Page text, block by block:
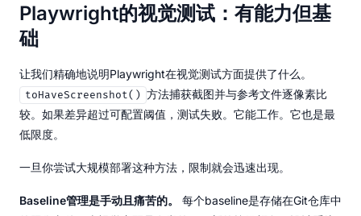
Playwright的视觉测试：有能力但基
础
让我们精确地说明Playwright在视觉测试方面提供了什么。
toHaveScreenshot() 方法捕获截图并与参考文件逐像素比
较。如果差异超过可配置阈值，测试失败。它能工作。它也是最
低限度。
一旦你尝试大规模部署这种方法，限制就会迅速出现。
Baseline管理是手动且痛苦的。
每个baseline是存储在Git仓库中